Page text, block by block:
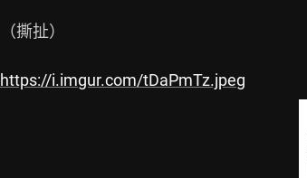
（撕扯）
https://i.imgur.com/tDaPmTz.jpeg